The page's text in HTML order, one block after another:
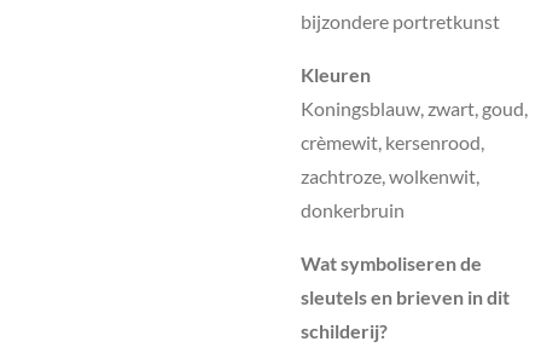
bijzondere portretkunst
Kleuren
Koningsblauw, zwart, goud,
crèmewit, kersenrood,
zachtroze, wolkenwit,
donkerbruin
Wat symboliseren de
sleutels en brieven in dit
schilderij?